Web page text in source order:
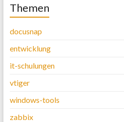
Themen
docusnap
entwicklung
it-schulungen
vtiger
windows-tools
zabbix